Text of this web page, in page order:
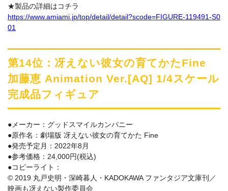
★製品の詳細はコチラ
https://www.amiami.jp/top/detail/detail?scode=FIGURE-119491-S0
01
第14位：冴えない彼女の育てかたFine
加藤恵 Animation Ver.[AQ] 1/4スケール
完成品フィギュア
●メーカー：グッドスマイルカンパニー
●原作名：劇場版 冴えない彼女の育てかた Fine
●発売予定月：2022年8月
●参考価格：24,000円(税込)
●コピーライト：
© 2019 丸戸史明・深崎暮人・KADOKAWA ファンタジア文庫刊／
映画も冴えない製作委員会